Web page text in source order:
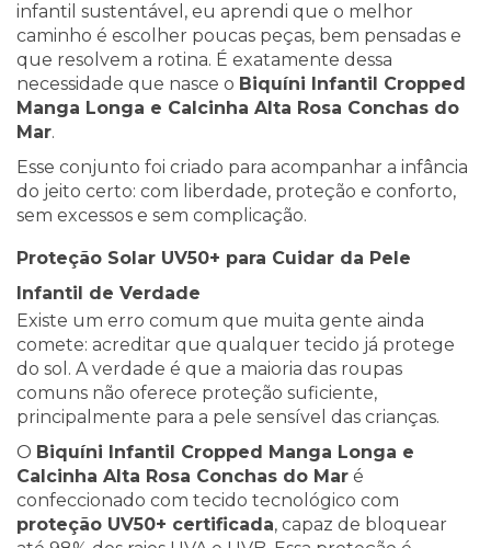
infantil sustentável, eu aprendi que o melhor
caminho é escolher poucas peças, bem pensadas e
que resolvem a rotina. É exatamente dessa
necessidade que nasce o Biquíni Infantil Cropped
Manga Longa e Calcinha Alta Rosa Conchas do
Mar.
Esse conjunto foi criado para acompanhar a infância
do jeito certo: com liberdade, proteção e conforto,
sem excessos e sem complicação.
Proteção Solar UV50+ para Cuidar da Pele
Infantil de Verdade
Existe um erro comum que muita gente ainda
comete: acreditar que qualquer tecido já protege
do sol. A verdade é que a maioria das roupas
comuns não oferece proteção suficiente,
principalmente para a pele sensível das crianças.
O Biquíni Infantil Cropped Manga Longa e
Calcinha Alta Rosa Conchas do Mar é
confeccionado com tecido tecnológico com
proteção UV50+ certificada, capaz de bloquear